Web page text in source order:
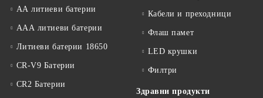
АА литиеви батерии
ААА литиеви батерии
Литиеви батерии 18650
CR-V9 Батерии
CR2 Батерии
Кабели и преходници
Флаш памет
LED крушки
Филтри
Здравни продукти